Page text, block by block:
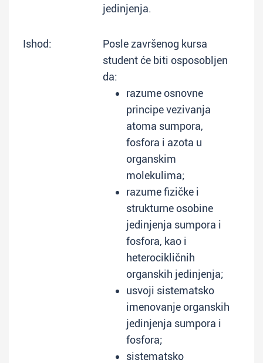
jedinjenja.
Ishod:
Posle završenog kursa
student će biti osposobljen
da:
razume osnovne
principe vezivanja
atoma sumpora,
fosfora i azota u
organskim
molekulima;
razume fizičke i
strukturne osobine
jedinjenja sumpora i
fosfora, kao i
heterocikličnih
organskih jedinjenja;
usvoji sistematsko
imenovanje organskih
jedinjenja sumpora i
fosfora;
sistematsko